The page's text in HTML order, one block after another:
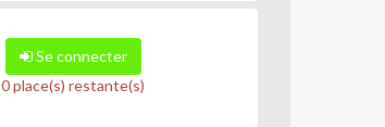
Se connecter
0 place(s) restante(s)